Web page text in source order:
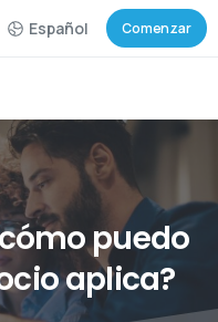
Español Comenzar
puedo
aplica?